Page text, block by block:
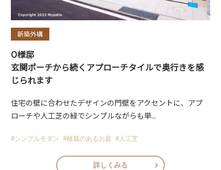
新築外構
O様邸
玄関ポーチから続くアプローチタイルで奥行きを感
じられます
住宅の壁に合わせたデザインの門壁をアクセントに、アプ
ローチや人工芝の緑でシンプルながらも単...
#シンプルモダン #植栽のあるお庭 #人工芝
詳しくみる